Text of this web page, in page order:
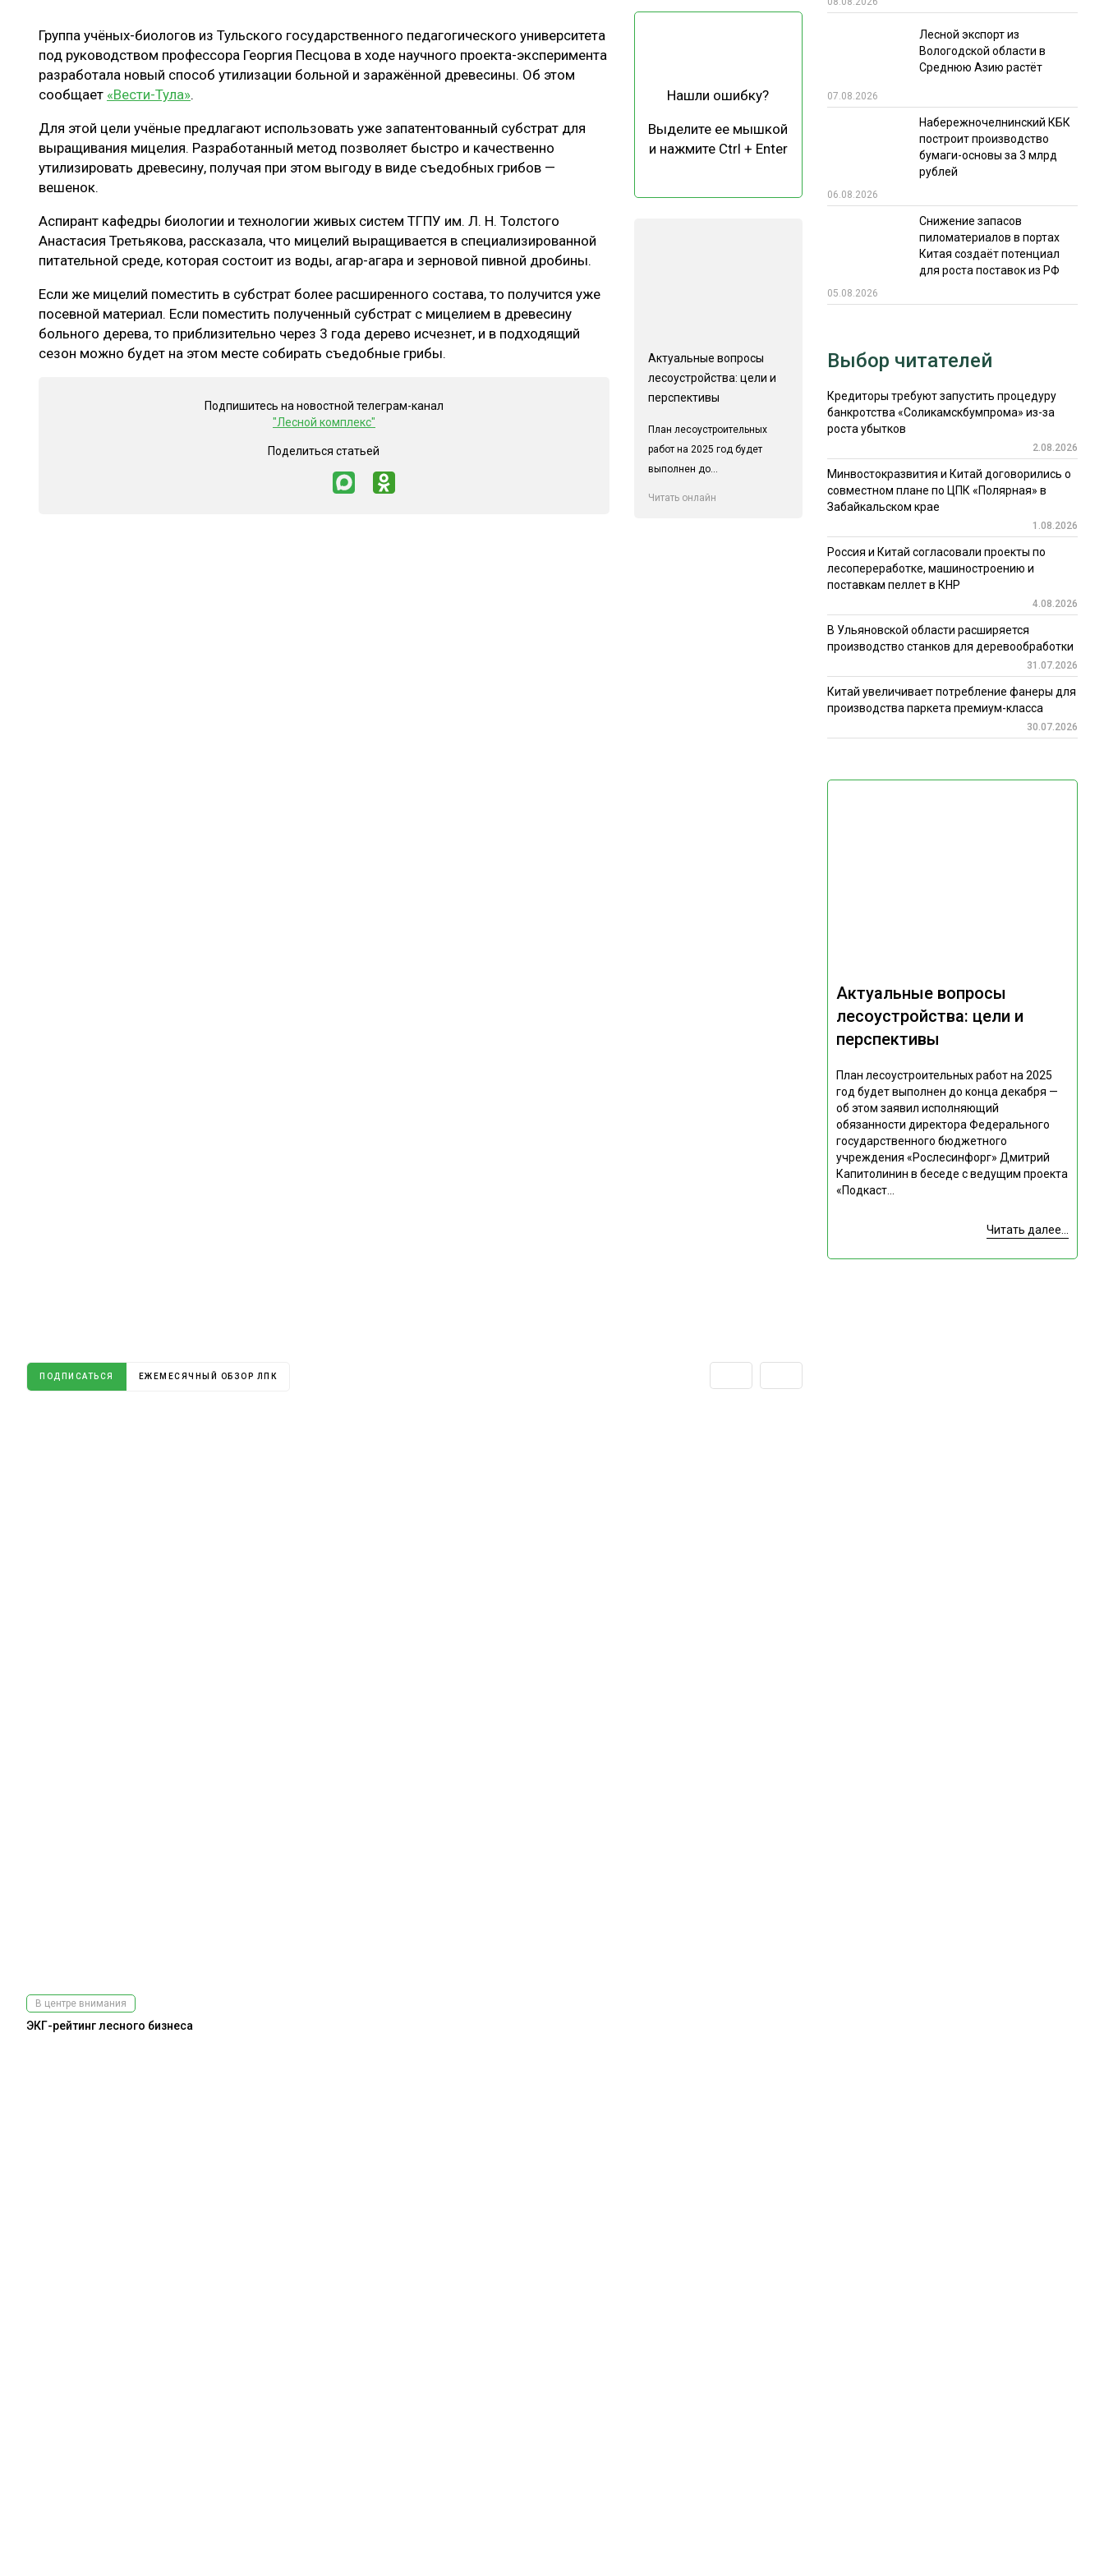
ЛОГИСТИКА
ПРОИЗВОДСТВО ДРЕВЕСНЫХ ПЛИТ
ЦБП
МЕБЕЛЬНОЕ ПРОИЗВОДСТВО ТЕХНОЛОГИИ
ЭКСПЕРТНОЕ МНЕНИЕ
КАЛЕНДАРЬ ВЫСТАВОК ИТОГИ МЕРОПРИЯТИЙ
Группа учёных-биологов из Тульского государственного педагогического университета
под руководством профессора Георгия Песцова в ходе научного проекта-эксперимента
разработала новый способ утилизации больной и заражённой древесины. Об этом
сообщает «Вести-Тула».
Для этой цели учёные предлагают использовать уже запатентованный субстрат для
выращивания мицелия. Разработанный метод позволяет быстро и качественно
утилизировать древесину, получая при этом выгоду в виде съедобных грибов —
вешенок.
Аспирант кафедры биологии и технологии живых систем ТГПУ им. Л. Н. Толстого
Анастасия Третьякова, рассказала, что мицелий выращивается в специализированной
питательной среде, которая состоит из воды, агар-агара и зерновой пивной дробины.
Если же мицелий поместить в субстрат более расширенного состава, то получится уже
посевной материал. Если поместить полученный субстрат с мицелием в древесину
больного дерева, то приблизительно через 3 года дерево исчезнет, и в подходящий
сезон можно будет на этом месте собирать съедобные грибы.
Подпишитесь на новостной телеграм-канал
"Лесной комплекс"
Поделиться статьей
Нашли ошибку?
Выделите ее мышкой
и нажмите Ctrl + Enter
Актуальные вопросы
лесоустройства: цели и
перспективы
План лесоустроительных
работ на 2025 год будет
выполнен до...
Читать онлайн
Лесной экспорт из
Вологодской области в
Среднюю Азию растёт
07.08.2026
Набережночелнинский КБК
построит производство
бумаги-основы за 3 млрд
рублей
06.08.2026
Снижение запасов
пиломатериалов в портах
Китая создаёт потенциал
для роста поставок из РФ
05.08.2026
Актуальные вопросы
лесоустройства: цели и
перспективы
План лесоустроительных работ на 2025
год будет выполнен до конца декабря —
об этом заявил исполняющий
обязанности директора Федерального
государственного бюджетного
учреждения «Рослесинфорг» Дмитрий
Капитолинин в беседе с ведущим проекта
«Подкаст...
Читать далее...
ПОДПИСАТЬСЯ ЕЖЕМЕСЯЧНЫЙ ОБЗОР ЛПК
В центре внимания
ЭКГ-рейтинг лесного бизнеса
Выбор читателей
Кредиторы требуют запустить процедуру
банкротства «Соликамскбумпрома» из-за
роста убытков
2.08.2026
Минвостокразвития и Китай договорились о
совместном плане по ЦПК «Полярная» в
Забайкальском крае
1.08.2026
Россия и Китай согласовали проекты по
лесопереработке, машиностроению и
поставкам пеллет в КНР
4.08.2026
В Ульяновской области расширяется
производство станков для деревообработки
31.07.2026
Китай увеличивает потребление фанеры для
производства паркета премиум-класса
30.07.2026